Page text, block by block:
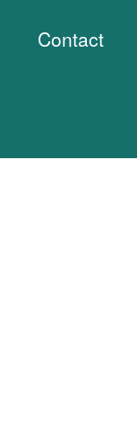
Contact